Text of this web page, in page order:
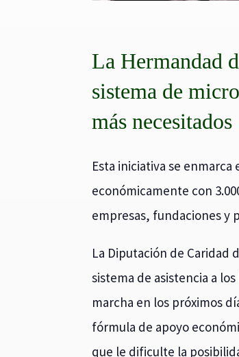
La Hermandad
sistema de
más necesitados
Esta iniciativa se
económicamente con
empresas, fundaciones y
La Diputación de Caridad
sistema de asistencia a
marcha en los próximos
fórmula de apoyo
que le dificulte la